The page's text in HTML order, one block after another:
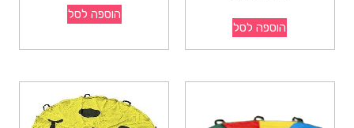
הוספה לסל
הוספה לסל